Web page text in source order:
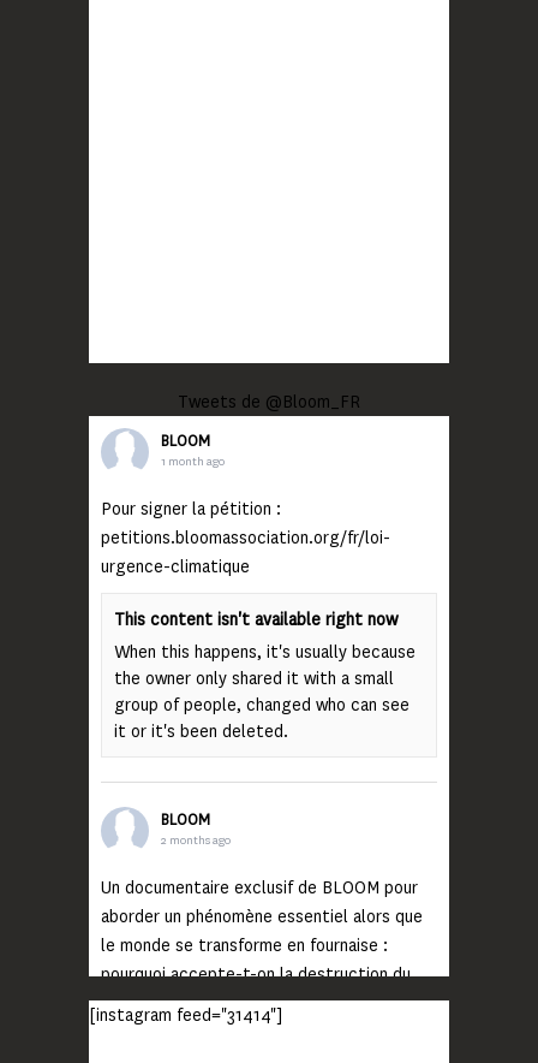
Tweets de @Bloom_FR
BLOOM
1 month ago
Pour signer la pétition :
petitions.bloomassociation.org/fr/loi-
urgence-climatique
This content isn't available right now
When this happens, it's usually because
the owner only shared it with a small
group of people, changed who can see
it or it's been deleted.
BLOOM
2 months ago
Un documentaire exclusif de BLOOM pour
aborder un phénomène essentiel alors que
le monde se transforme en fournaise :
pourquoi accepte-t-on la destruction du
monde ?
[instagram feed="31414"]